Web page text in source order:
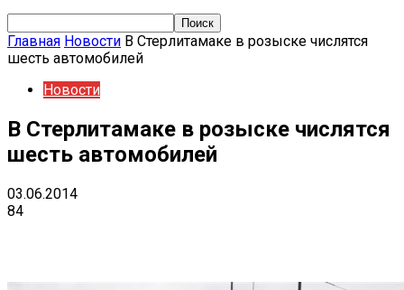
Главная Новости В Стерлитамаке в розыске числятся
шесть автомобилей
Новости
В Стерлитамаке в розыске числятся
шесть автомобилей
03.06.2014
84